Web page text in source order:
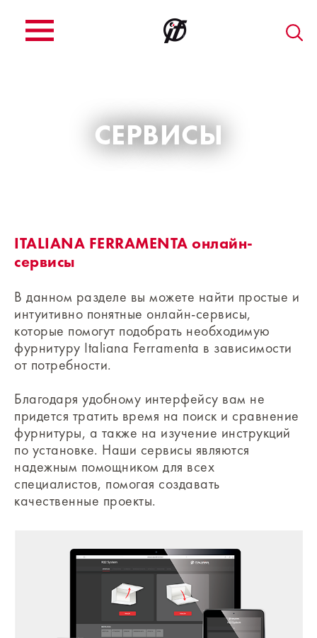
СЕРВИСЫ
ITALIANA FERRAMENTA онлайн-
сервисы
В данном разделе вы можете найти простые и
интуитивно понятные онлайн-сервисы,
которые помогут подобрать необходимую
фурнитуру Italiana Ferramenta в зависимости
от потребности.
Благодаря удобному интерфейсу вам не
придется тратить время на поиск и сравнение
фурнитуры, а также на изучение инструкций
по установке. Наши сервисы являются
надежным помощником для всех
специалистов, помогая создавать
качественные проекты.